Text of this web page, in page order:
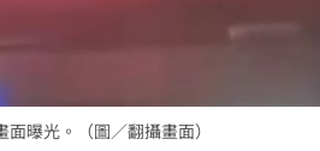
曝光。（圖／翻攝畫面）